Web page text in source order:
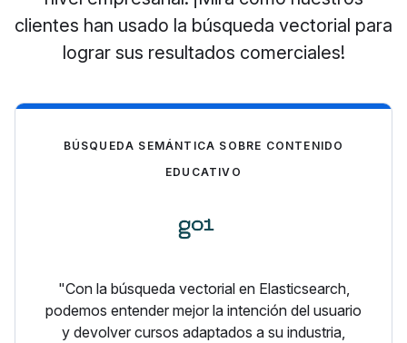
clientes han usado la búsqueda vectorial para
lograr sus resultados comerciales!
BÚSQUEDA SEMÁNTICA SOBRE CONTENIDO
EDUCATIVO
"Con la búsqueda vectorial en Elasticsearch,
podemos entender mejor la intención del usuario
y devolver cursos adaptados a su industria,